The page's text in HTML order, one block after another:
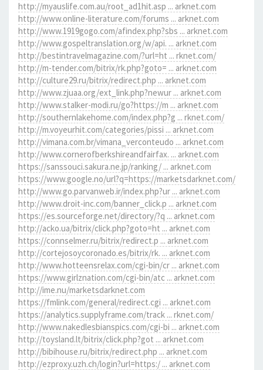
http://myauslife.com.au/root_ad1hit.asp ... arknet.com
http://www.online-literature.com/forums ... arknet.com
http://www.1919gogo.com/afindex.php?sbs ... arknet.com
http://www.gospeltranslation.org/w/api. ... arknet.com
http://bestintravelmagazine.com/?url=ht ... rknet.com/
http://m-tender.com/bitrix/rk.php?goto= ... arknet.com
http://culture29.ru/bitrix/redirect.php ... arknet.com
http://www.zjuaa.org/ext_link.php?newur ... arknet.com
http://www.stalker-modi.ru/go?https://m ... arknet.com
http://southernlakehome.com/index.php?g ... rknet.com/
http://m.voyeurhit.com/categories/pissi ... arknet.com
http://vimana.com.br/vimana_verconteudo ... arknet.com
http://www.cornerofberkshireandfairfax. ... arknet.com
https://sanssouci.sakura.ne.jp/ranking/ ... arknet.com
https://www.google.no/url?q=https://marketsdarknet.com/
http://www.go.parvanweb.ir/index.php?ur ... arknet.com
http://www.droit-inc.com/banner_click.p ... arknet.com
https://es.sourceforge.net/directory/?q ... arknet.com
http://acko.ua/bitrix/click.php?goto=ht ... arknet.com
https://connselmer.ru/bitrix/redirect.p ... arknet.com
http://cortejosoycoronado.es/bitrix/rk. ... arknet.com
http://www.hotteensrelax.com/cgi-bin/cr ... arknet.com
https://www.girlznation.com/cgi-bin/atc ... arknet.com
http://ime.nu/marketsdarknet.com
https://fmlink.com/general/redirect.cgi ... arknet.com
https://analytics.supplyframe.com/track ... rknet.com/
http://www.nakedlesbianspics.com/cgi-bi ... arknet.com
http://toysland.lt/bitrix/click.php?got ... arknet.com
http://bibihouse.ru/bitrix/redirect.php ... arknet.com
http://ezproxy.uzh.ch/login?url=https:/ ... arknet.com